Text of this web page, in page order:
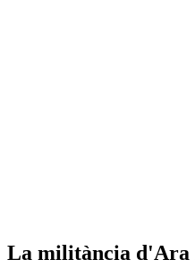
La militància d'Ara